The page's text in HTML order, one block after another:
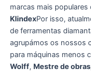
marcas mais populares
KlindexPor isso,
de ferramentas
agrupámos os nossos
para máquinas menos
Wolff, Mestre de obras